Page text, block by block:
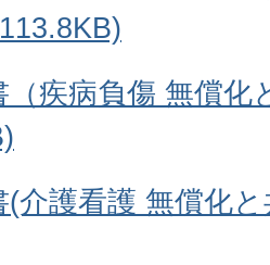
（疾病負傷 無償化
(介護看護 無償化